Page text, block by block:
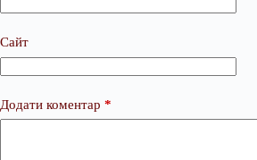
Сайт
Додати коментар *